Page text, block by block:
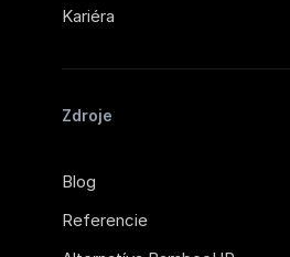
Kariéra
Zdroje
Blog
Referencie